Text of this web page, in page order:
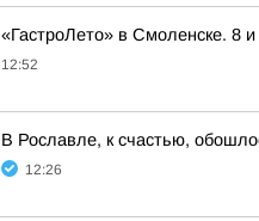
«ГастроЛето» в Смоленске. 8
12:52
В Рославле, к счастью,
12:26